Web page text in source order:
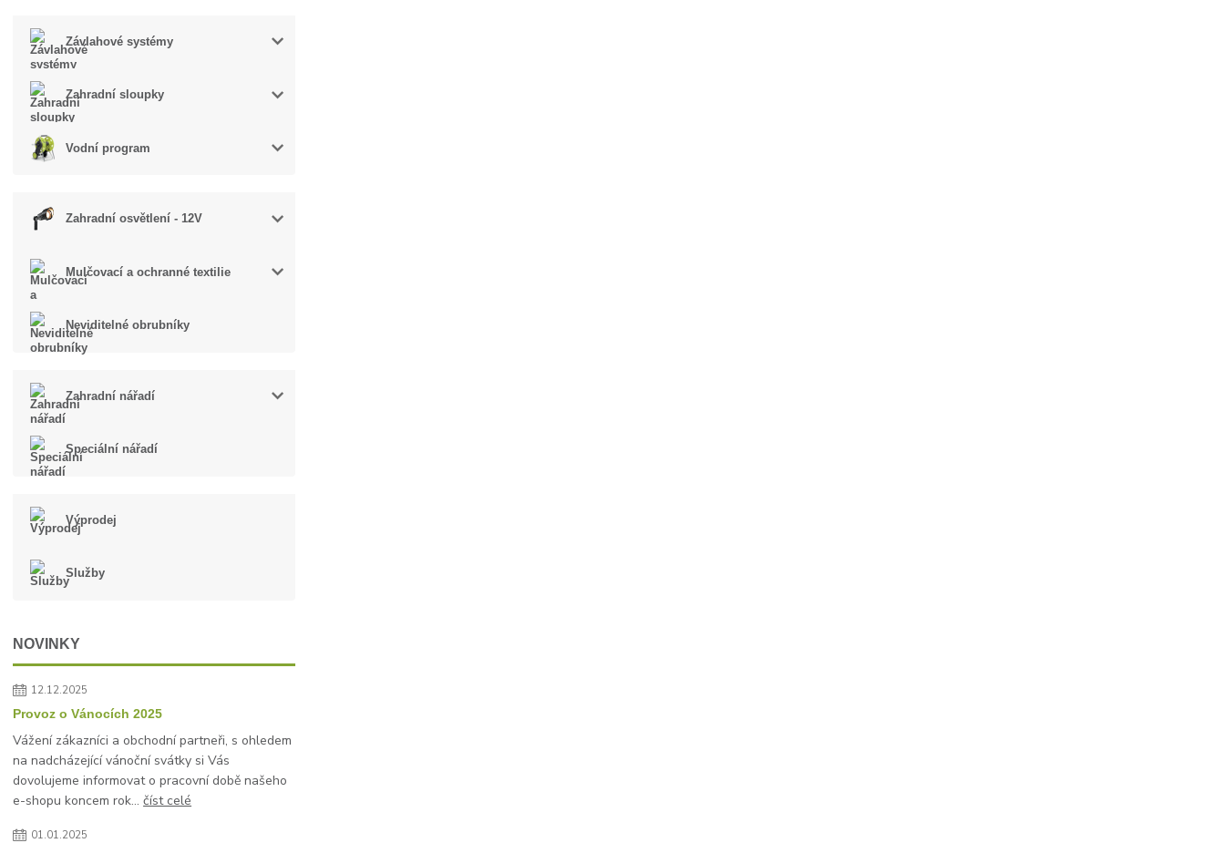
Závlahové systémy
Zahradní sloupky
Vodní program
Zahradní osvětlení - 12V
Mulčovací a ochranné textilie
Neviditelné obrubníky
Zahradní nářadí
Speciální nářadí
Výprodej
Služby
NOVINKY
12.12.2025
Provoz o Vánocích 2025
Vážení zákazníci a obchodní partneři, s ohledem
na nadcházející vánoční svátky si Vás
dovolujeme informovat o pracovní době našeho
e-shopu koncem rok...číst celé
01.01.2025